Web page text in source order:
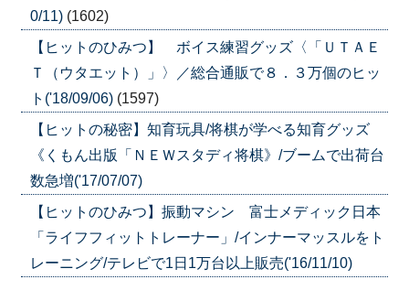
0/11) (1602)
【ヒットのひみつ】 ボイス練習グッズ〈「ＵＴＡＥ
Ｔ（ウタエット）」〉／総合通販で８．３万個のヒッ
ト('18/09/06) (1597)
【ヒットの秘密】知育玩具/将棋が学べる知育グッズ
《くもん出版「ＮＥＷスタディ将棋》/ブームで出荷台
数急増('17/07/07)
【ヒットのひみつ】振動マシン 富士メディック日本
「ライフフィットトレーナー」/インナーマッスルをト
レーニング/テレビで1日1万台以上販売('16/11/10)